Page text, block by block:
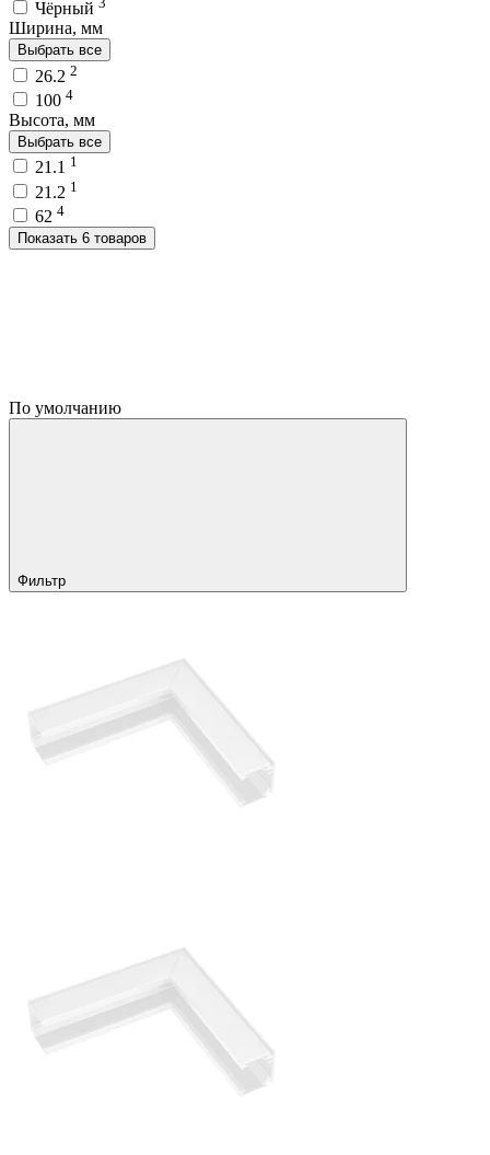
Чёрный
Ширина, мм
Выбрать все
26.2 2
100 4
Высота, мм
Выбрать все
21.1 1
21.2 1
62 4
Показать 6 товаров
По умолчанию
Фильтр